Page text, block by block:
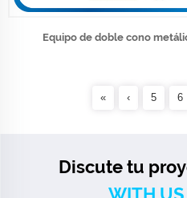
Equipo de doble cono
« ‹ 5 6
Discute tu
WITH US